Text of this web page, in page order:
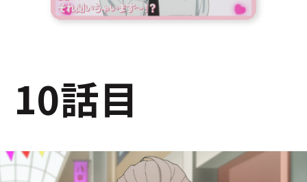
10話目